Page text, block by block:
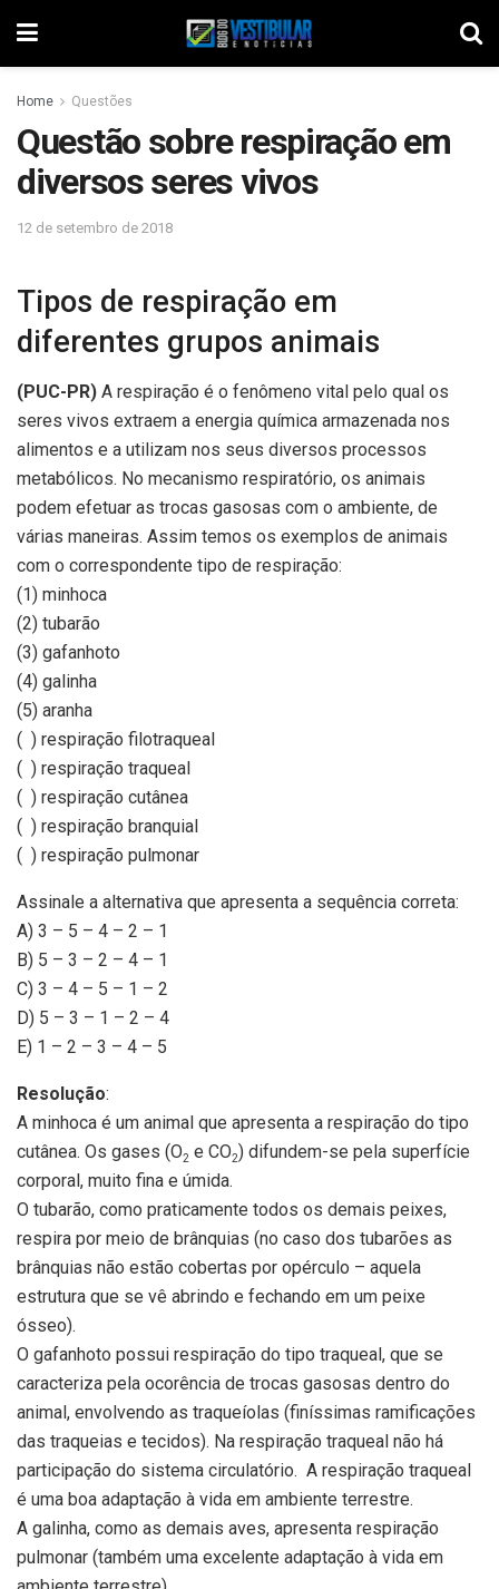
Home Questões
Questão sobre respiração em
diversos seres vivos
12 de setembro de 2018
Tipos de respiração em
diferentes grupos animais
(PUC-PR) A respiração é o fenômeno vital pelo qual os
seres vivos extraem a energia química armazenada nos
alimentos e a utilizam nos seus diversos processos
metabólicos. No mecanismo respiratório, os animais
podem efetuar as trocas gasosas com o ambiente, de
várias maneiras. Assim temos os exemplos de animais
com o correspondente tipo de respiração:
(1) minhoca
(2) tubarão
(3) gafanhoto
(4) galinha
(5) aranha
( ) respiração filotraqueal
( ) respiração traqueal
( ) respiração cutânea
( ) respiração branquial
( ) respiração pulmonar
Assinale a alternativa que apresenta a sequência correta:
A) 3 – 5 – 4 – 2 – 1
B) 5 – 3 – 2 – 4 – 1
C) 3 – 4 – 5 – 1 – 2
D) 5 – 3 – 1 – 2 – 4
E) 1 – 2 – 3 – 4 – 5
Resolução:
A minhoca é um animal que apresenta a respiração do tipo
cutânea. Os gases (O2 e CO2) difundem-se pela superfície
corporal, muito fina e úmida.
O tubarão, como praticamente todos os demais peixes,
respira por meio de brânquias (no caso dos tubarões as
brânquias não estão cobertas por opérculo – aquela
estrutura que se vê abrindo e fechando em um peixe
ósseo).
O gafanhoto possui respiração do tipo traqueal, que se
caracteriza pela ocorência de trocas gasosas dentro do
animal, envolvendo as traqueíolas (finíssimas ramificações
das traqueias e tecidos). Na respiração traqueal não há
participação do sistema circulatório. A respiração traqueal
é uma boa adaptação à vida em ambiente terrestre.
A galinha, como as demais aves, apresenta respiração
pulmonar (também uma excelente adaptação à vida em